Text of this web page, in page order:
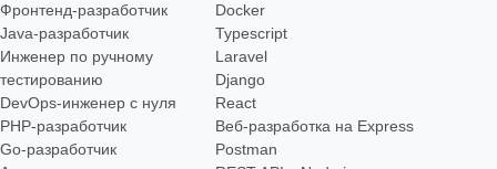
Фронтенд-разработчик
Java-разработчик
Инженер по ручному
тестированию
DevOps-инженер с нуля
РНР-разработчик
Go-разработчик
Docker
Typescript
Laravel
Django
React
Веб-разработка на Express
Postman